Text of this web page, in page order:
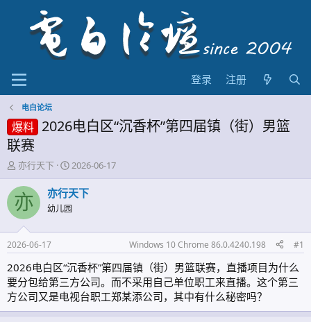
登录 注册
电白论坛
爆料 2026电白区“沉香杯”第四届镇（街）男篮
联赛
主
题
发
起
人
亦行天下
开
始
时
间
2026-06-17
亦 亦行天下
幼儿园
2026-06-17 Windows 10 Chrome 86.0.4240.198 #1
2026电白区“沉香杯”第四届镇（街）男篮联赛，直播项目为什么
要分包给第三方公司。而不采用自己单位职工来直播。这个第三
方公司又是电视台职工郑某添公司，其中有什么秘密吗？